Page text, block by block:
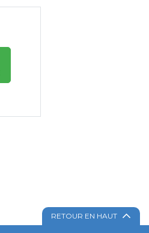
RETOUR EN HAUT